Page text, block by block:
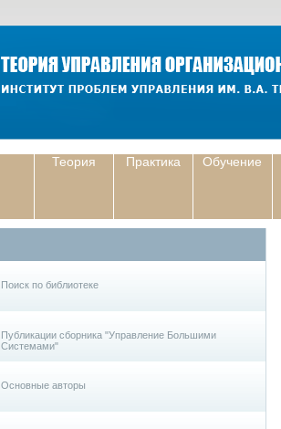
Теория Практика Обучение
Поиск по библиотеке
Публикации сборника "Управление Большими
Системами"
Основные авторы